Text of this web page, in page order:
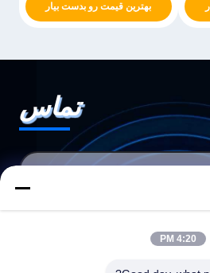
بهترین قیمت رو بدست بیار
تماس
4:20 PM